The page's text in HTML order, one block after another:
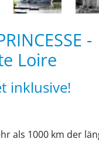
-
Loire
inklusive!
als 1000 km der